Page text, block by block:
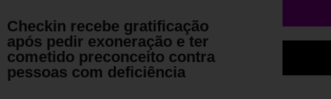
Checkin recebe gratificação
após pedir exoneração e ter
cometido preconceito contra
pessoas com deficiência